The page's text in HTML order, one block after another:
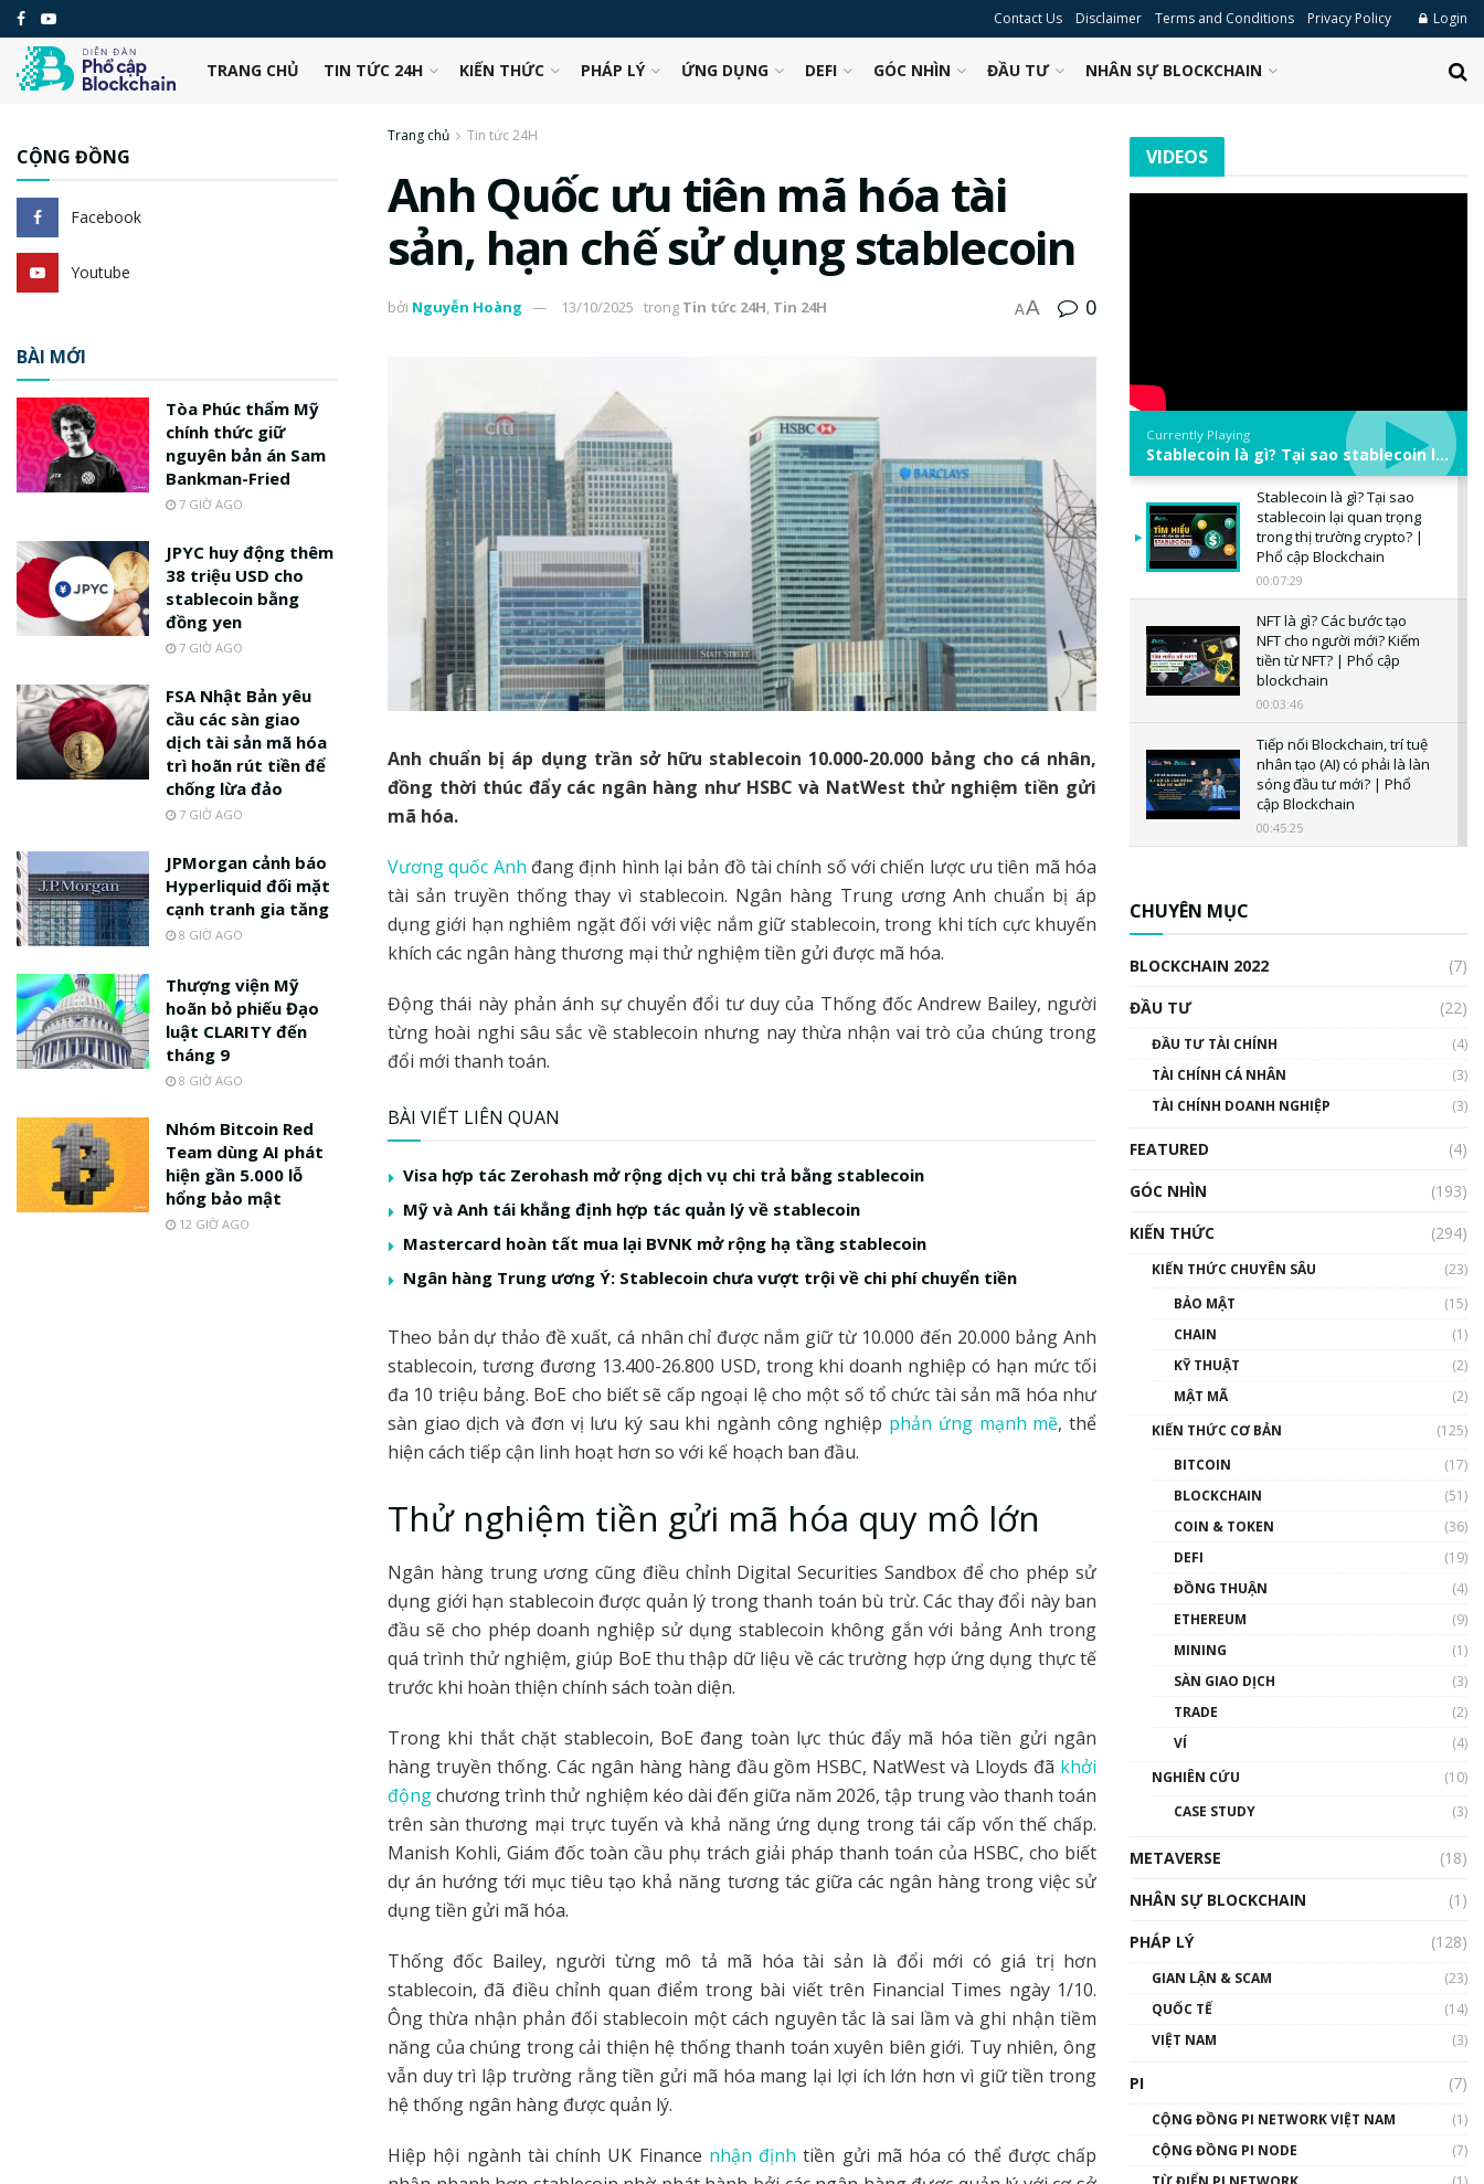
Contact Us Disclaimer Terms and Conditions Privacy Policy Login
TRANG CHỦ TIN TỨC 24H KIẾN THỨC PHÁP LÝ ỨNG DỤNG DEFI GÓC NHÌN ĐẦU TƯ NHÂN SỰ BLOCKCHAIN
Trang chủ Tin tức 24H
Anh Quốc ưu tiên mã hóa tài
sản, hạn chế sử dụng stablecoin
bởi Nguyễn Hoàng 13/10/2025 trong Tin tức 24H, Tin 24H AA 0
Anh chuẩn bị áp dụng trần sở hữu stablecoin 10.000-20.000 bảng cho cá nhân,
đồng thời thúc đẩy các ngân hàng như HSBC và NatWest thử nghiệm tiền gửi
mã hóa.
Vương quốc Anh đang định hình lại bản đồ tài chính số với chiến lược ưu tiên mã hóa
tài sản truyền thống thay vì stablecoin. Ngân hàng Trung ương Anh chuẩn bị áp
dụng giới hạn nghiêm ngặt đối với việc nắm giữ stablecoin, trong khi tích cực khuyến
khích các ngân hàng thương mại thử nghiệm tiền gửi được mã hóa.
Động thái này phản ánh sự chuyển đổi tư duy của Thống đốc Andrew Bailey, người
từng hoài nghi sâu sắc về stablecoin nhưng nay thừa nhận vai trò của chúng trong
đổi mới thanh toán.
BÀI VIẾT LIÊN QUAN
Visa hợp tác Zerohash mở rộng dịch vụ chi trả bằng stablecoin
Mỹ và Anh tái khẳng định hợp tác quản lý về stablecoin
Mastercard hoàn tất mua lại BVNK mở rộng hạ tầng stablecoin
Ngân hàng Trung ương Ý: Stablecoin chưa vượt trội về chi phí chuyển tiền
Theo bản dự thảo đề xuất, cá nhân chỉ được nắm giữ từ 10.000 đến 20.000 bảng Anh
stablecoin, tương đương 13.400-26.800 USD, trong khi doanh nghiệp có hạn mức tối
đa 10 triệu bảng. BoE cho biết sẽ cấp ngoại lệ cho một số tổ chức tài sản mã hóa như
sàn giao dịch và đơn vị lưu ký sau khi ngành công nghiệp phản ứng mạnh mẽ, thể
hiện cách tiếp cận linh hoạt hơn so với kế hoạch ban đầu.
Thử nghiệm tiền gửi mã hóa quy mô lớn
Ngân hàng trung ương cũng điều chỉnh Digital Securities Sandbox để cho phép sử
dụng giới hạn stablecoin được quản lý trong thanh toán bù trừ. Các thay đổi này ban
đầu sẽ cho phép doanh nghiệp sử dụng stablecoin không gắn với bảng Anh trong
quá trình thử nghiệm, giúp BoE thu thập dữ liệu về các trường hợp ứng dụng thực tế
trước khi hoàn thiện chính sách toàn diện.
Trong khi thắt chặt stablecoin, BoE đang toàn lực thúc đẩy mã hóa tiền gửi ngân
hàng truyền thống. Các ngân hàng hàng đầu gồm HSBC, NatWest và Lloyds đã khởi
độngchương trình thử nghiệm kéo dài đến giữa năm 2026, tập trung vào thanh toán
trên sàn thương mại trực tuyến và khả năng ứng dụng trong tái cấp vốn thế chấp.
Manish Kohli, Giám đốc toàn cầu phụ trách giải pháp thanh toán của HSBC, cho biết
dự án hướng tới mục tiêu tạo khả năng tương tác giữa các ngân hàng trong việc sử
dụng tiền gửi mã hóa.
Thống đốc Bailey, người từng mô tả mã hóa tài sản là đổi mới có giá trị hơn
stablecoin, đã điều chỉnh quan điểm trong bài viết trên Financial Times ngày 1/10.
Ông thừa nhận phản đối stablecoin một cách nguyên tắc là sai lầm và ghi nhận tiềm
năng của chúng trong cải thiện hệ thống thanh toán xuyên biên giới. Tuy nhiên, ông
vẫn duy trì lập trường rằng tiền gửi mã hóa mang lại lợi ích lớn hơn vì giữ tiền trong
hệ thống ngân hàng được quản lý.
Hiệp hội ngành tài chính UK Finance nhận định tiền gửi mã hóa có thể được chấp
CỘNG ĐỒNG
Facebook
Youtube
BÀI MỚI
Tòa Phúc thẩm Mỹ
chính thức giữ
nguyên bản án Sam
Bankman-Fried
7 GIỜ AGO
JPYC huy động thêm
38 triệu USD cho
stablecoin bằng
đồng yen
7 GIỜ AGO
FSA Nhật Bản yêu
cầu các sàn giao
dịch tài sản mã hóa
trì hoãn rút tiền để
chống lừa đảo
7 GIỜ AGO
JPMorgan cảnh báo
Hyperliquid đối mặt
cạnh tranh gia tăng
8 GIỜ AGO
Thượng viện Mỹ
hoãn bỏ phiếu Đạo
luật CLARITY đến
tháng 9
8 GIỜ AGO
Nhóm Bitcoin Red
Team dùng AI phát
hiện gần 5.000 lỗ
hổng bảo mật
12 GIỜ AGO
VIDEOS
Currently Playing
Stablecoin là gì? Tại sao stablecoin lại quan trọng trong thị trường crypto? | Phổ cập Blockchain
Stablecoin là gì? Tại sao
stablecoin lại quan trọng
trong thị trường crypto? |
Phổ cập Blockchain
00:07:29
NFT là gì? Các bước tạo
NFT cho người mới? Kiếm
tiền từ NFT? | Phổ cập
blockchain
00:03:46
Tiếp nối Blockchain, trí tuệ
nhân tạo (AI) có phải là làn
sóng đầu tư mới? | Phổ
cập Blockchain
00:45:25
uptrend trong năm 2023? |
Phổ cập Blockchain
00:02:14
Nhìn lại năm 2022: Những
nhân vật ảnh hưởng nhất
hệ sinh thái tiền mã hoá |
Blockchain
Nhân sự tương lại ngành
Blockchain Việt Nam | Phổ
cập Blockchain
Blockchain đang được ứng
01:34:46
01:32:59
Talkshow17: Mùa đông
CHUYÊN MỤC
BLOCKCHAIN 2022
(7)
ĐẦU TƯ
(22)
ĐẦU TƯ TÀI CHÍNH
(4)
TÀI CHÍNH CÁ NHÂN
(3)
TÀI CHÍNH DOANH NGHIỆP
(3)
FEATURED
(4)
GÓC NHÌN
(193)
KIẾN THỨC
(294)
KIẾN THỨC CHUYÊN SÂU
(23)
BẢO MẬT
(15)
CHAIN
(1)
KỸ THUẬT
(2)
MẬT MÃ
(2)
KIẾN THỨC CƠ BẢN
(125)
BITCOIN
(17)
BLOCKCHAIN
(51)
COIN & TOKEN
(36)
DEFI
(19)
ĐỒNG THUẬN
(4)
ETHEREUM
(9)
MINING
(1)
SÀN GIAO DỊCH
(3)
TRADE
(2)
VÍ
(4)
NGHIÊN CỨU
(10)
CASE STUDY
(3)
METAVERSE
(18)
NHÂN SỰ BLOCKCHAIN
(1)
PHÁP LÝ
(128)
GIAN LẬN & SCAM
(23)
QUỐC TẾ
(14)
VIỆT NAM
(3)
PI (7)
CỘNG ĐỒNG PI NETWORK VIỆT NAM
(1)
CỘNG ĐỒNG PI NODE
(7)